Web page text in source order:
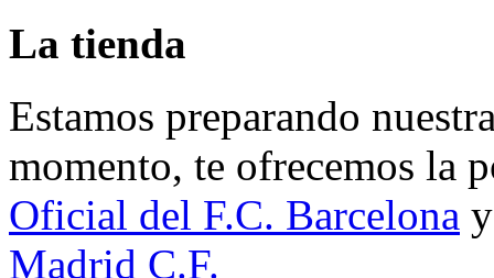
La tienda
Estamos preparando
momento, te ofrecemos la
Oficial del F.C. Barcelona
Madrid C.F.